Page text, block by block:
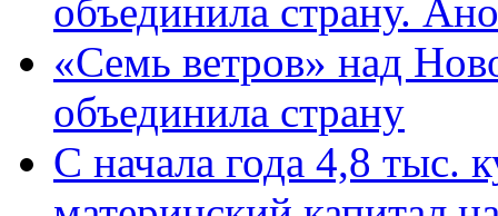
объединила страну.
«Семь ветров» над
объединила страну
С начала года 4,8 тыс.